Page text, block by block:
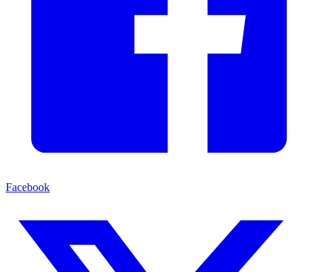
Facebook